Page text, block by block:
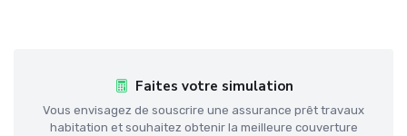
Faites votre simulation
Vous envisagez de souscrire une assurance prêt travaux
habitation et souhaitez obtenir la meilleure couverture